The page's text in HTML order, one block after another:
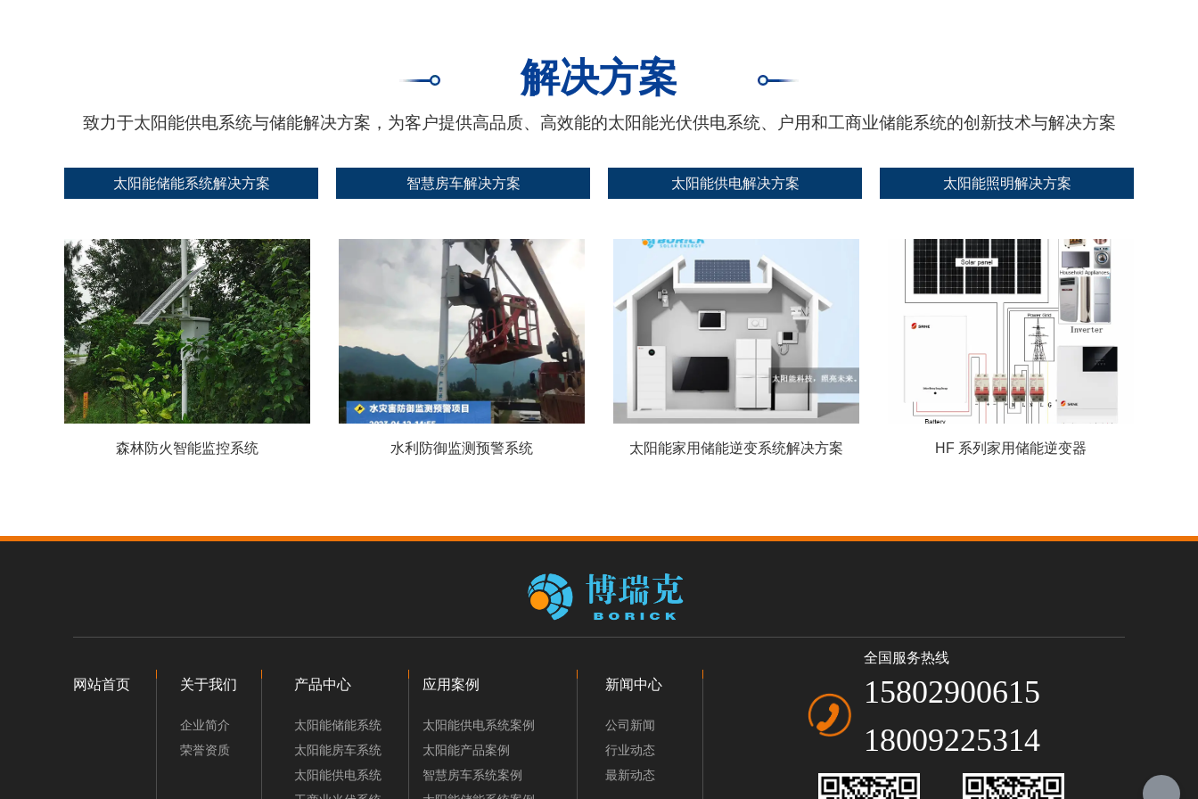
解决方案
致力于太阳能供电系统与储能解决方案，为客户提供高品质、高效能的太阳能光伏供电系统、户用和工商业储能系统的创新技术与解决方案
太阳能储能系统解决方案 智慧房车解决方案 太阳能供电解决方案 太阳能照明解决方案
森林防火智能监控系统 水利防御监测预警系统 太阳能家用储能逆变系统解决方案 HF 系列家用储能逆变器
网站首页 关于我们
企业简介
荣誉资质
产品中心
太阳能储能系统
太阳能房车系统
太阳能供电系统
应用案例
太阳能供电系统案例
太阳能产品案例
智慧房车系统案例
新闻中心
公司新闻
行业动态
最新动态
全国服务热线
15802900615
18009225314